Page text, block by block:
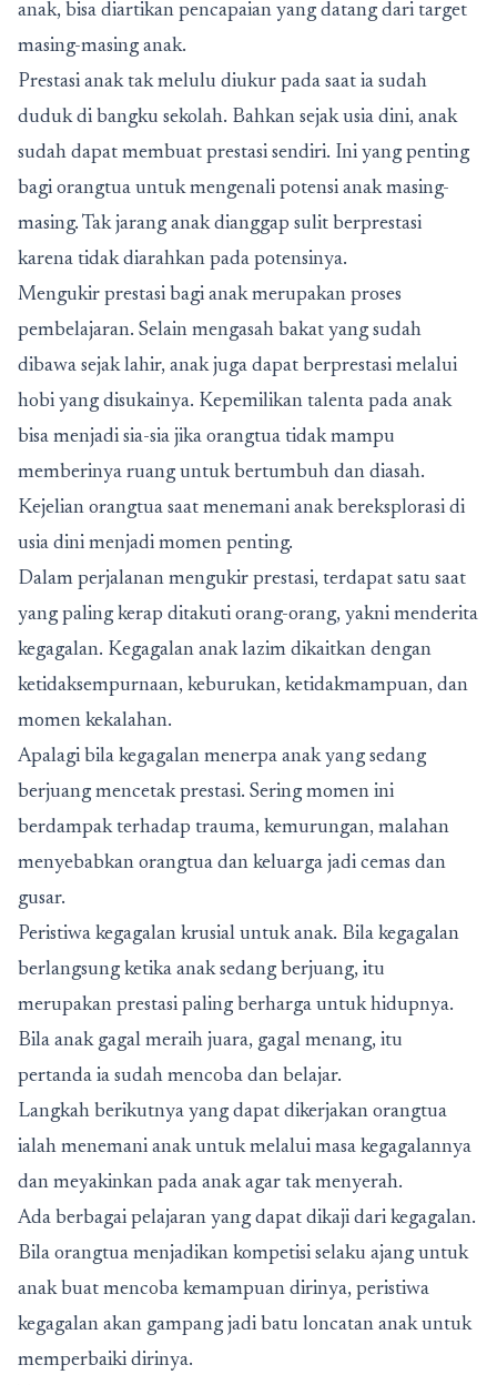
anak, bisa diartikan pencapaian yang datang dari target
masing-masing anak.
Prestasi anak tak melulu diukur pada saat ia sudah
duduk di bangku sekolah. Bahkan sejak usia dini, anak
sudah dapat membuat prestasi sendiri. Ini yang penting
bagi orangtua untuk mengenali potensi anak masing-
masing. Tak jarang anak dianggap sulit berprestasi
karena tidak diarahkan pada potensinya.
Mengukir prestasi bagi anak merupakan proses
pembelajaran. Selain mengasah bakat yang sudah
dibawa sejak lahir, anak juga dapat berprestasi melalui
hobi yang disukainya. Kepemilikan talenta pada anak
bisa menjadi sia-sia jika orangtua tidak mampu
memberinya ruang untuk bertumbuh dan diasah.
Kejelian orangtua saat menemani anak bereksplorasi di
usia dini menjadi momen penting.
Dalam perjalanan mengukir prestasi, terdapat satu saat
yang paling kerap ditakuti orang-orang, yakni menderita
kegagalan. Kegagalan anak lazim dikaitkan dengan
ketidaksempurnaan, keburukan, ketidakmampuan, dan
momen kekalahan.
Apalagi bila kegagalan menerpa anak yang sedang
berjuang mencetak prestasi. Sering momen ini
berdampak terhadap trauma, kemurungan, malahan
menyebabkan orangtua dan keluarga jadi cemas dan
gusar.
Peristiwa kegagalan krusial untuk anak. Bila kegagalan
berlangsung ketika anak sedang berjuang, itu
merupakan prestasi paling berharga untuk hidupnya.
Bila anak gagal meraih juara, gagal menang, itu
pertanda ia sudah mencoba dan belajar.
Langkah berikutnya yang dapat dikerjakan orangtua
ialah menemani anak untuk melalui masa kegagalannya
dan meyakinkan pada anak agar tak menyerah.
Ada berbagai pelajaran yang dapat dikaji dari kegagalan.
Bila orangtua menjadikan kompetisi selaku ajang untuk
anak buat mencoba kemampuan dirinya, peristiwa
kegagalan akan gampang jadi batu loncatan anak untuk
memperbaiki dirinya.